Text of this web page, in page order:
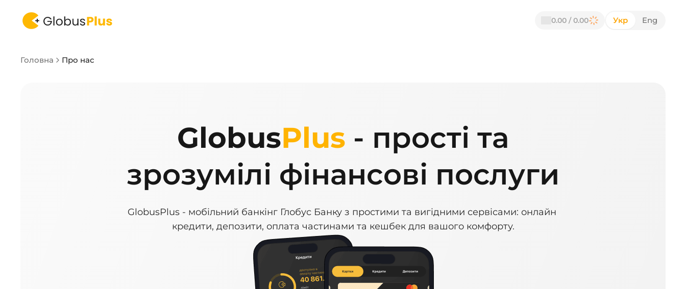
0.00 / 0.00 Укр Eng
Головна Про нас
GlobusPlus - прості та
зрозумілі фінансові послуги
GlobusPlus - мобільний банкінг Глобус Банку з простими та вигідними сервісами: онлайн
кредити, депозити, оплата частинами та кешбек для вашого комфорту.